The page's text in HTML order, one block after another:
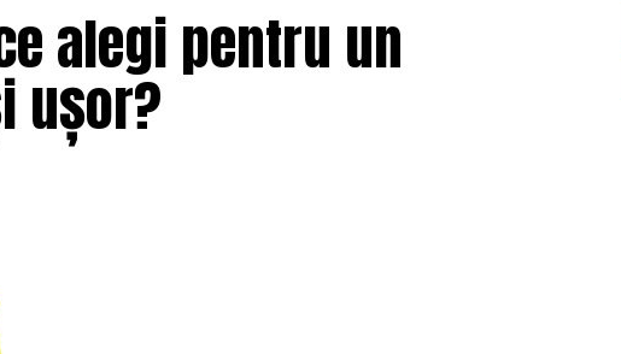
alegi pentru un
ușor?